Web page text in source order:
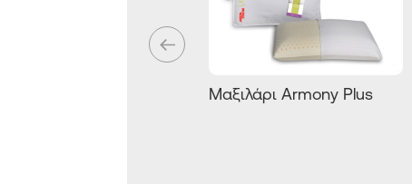
Μαξιλάρι Armony Plus